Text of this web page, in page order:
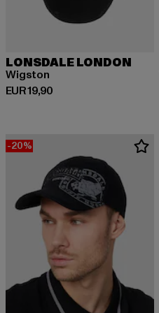
LONSDALE LONDON
Wigston
EUR 19,90
Huidige prijs: EUR 19,90
-20%